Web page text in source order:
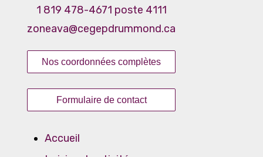
Droits des personnes aînées
Mobilité et autonomie
Santé bucco-dentaire
Sommeil
Spiritualité
Vie conjugale et familiale
1 819 478-4671 poste 4111
zoneava@cegepdrummond.ca
Nos coordonnées complètes
Formulaire de contact
Accueil